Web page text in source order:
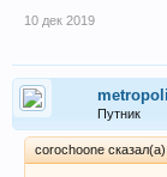
10 дек 2019
Путник
corochoone сказал(а):